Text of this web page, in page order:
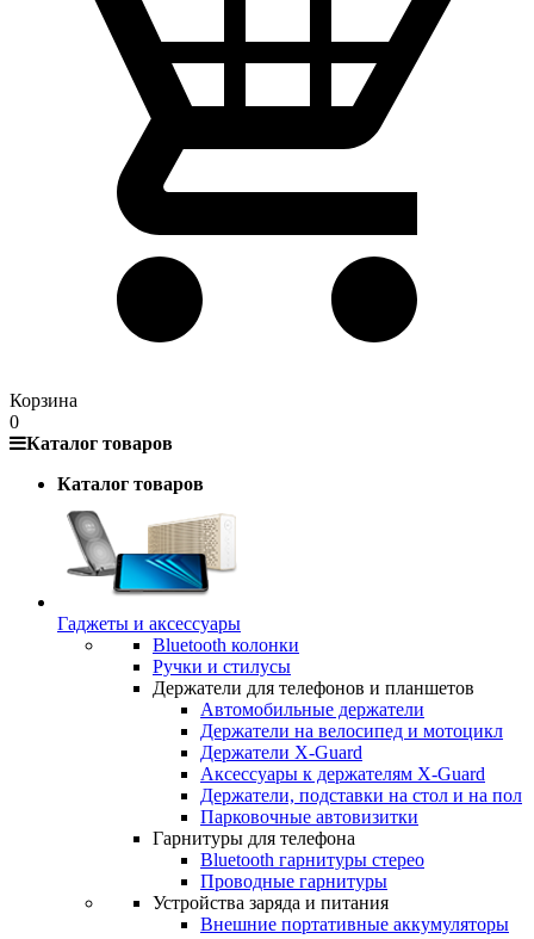
Корзина
0
Каталог товаров
Каталог товаров
Гаджеты и аксессуары
Bluetooth колонки
Ручки и стилусы
Держатели для телефонов и планшетов
Автомобильные держатели
Держатели на велосипед и мотоцикл
Держатели X-Guard
Аксессуары к держателям X-Guard
Держатели, подставки на стол и на пол
Парковочные автовизитки
Гарнитуры для телефона
Bluetooth гарнитуры стерео
Проводные гарнитуры
Устройства заряда и питания
Внешние портативные аккумуляторы